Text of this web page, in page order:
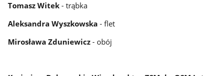
Tomasz Witek - trąbka
Aleksandra Wyszkowska - flet
Mirosława Zduniewicz - obój